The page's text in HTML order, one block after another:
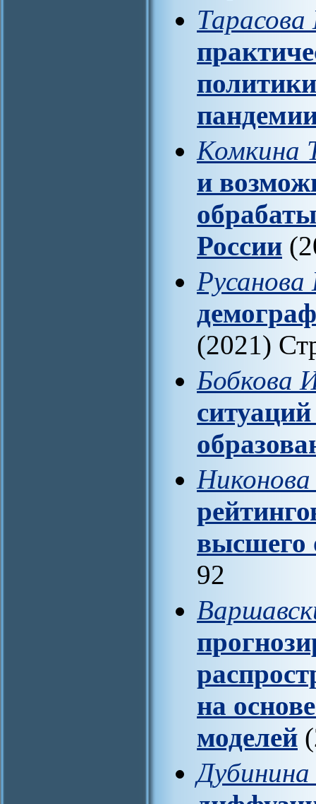
Комкина
и
России
(2021)
Бобкова
высшего
92
на
моделей